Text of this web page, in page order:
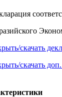
скачать
скачать